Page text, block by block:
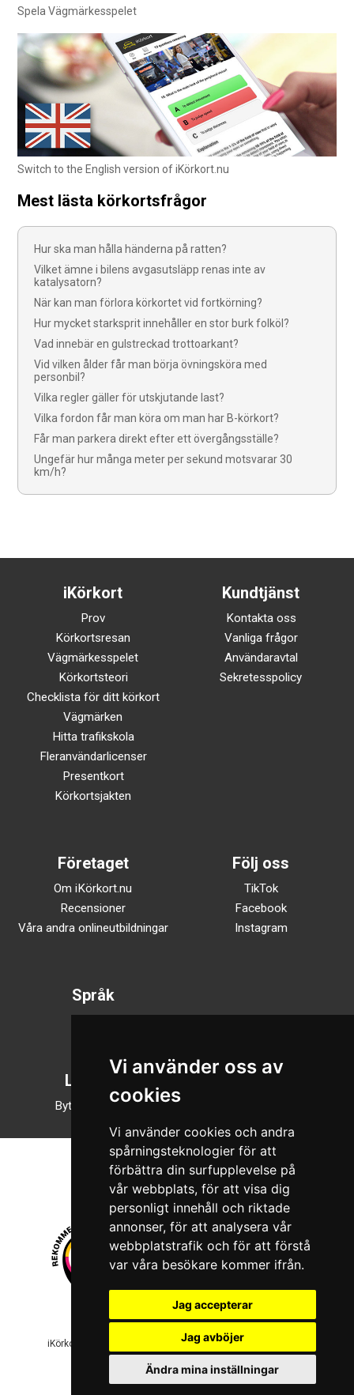
Vi använder oss av
cookies
Vi använder cookies och andra
spårningsteknologier för att
förbättra din surfupplevelse på
vår webbplats, för att visa dig
personligt innehåll och riktade
annonser, för att analysera vår
webbplatstrafik och för att förstå
var våra besökare kommer ifrån.
Jag accepterar
Jag avböjer
Ändra mina inställningar
Spela Vägmärkesspelet
Switch to the English version of iKörkort.nu
Mest lästa körkortsfrågor
Hur ska man hålla händerna på ratten?
Vilket ämne i bilens avgasutsläpp renas inte av
katalysatorn?
När kan man förlora körkortet vid fortkörning?
Hur mycket starksprit innehåller en stor burk folköl?
Vad innebär en gulstreckad trottoarkant?
Vid vilken ålder får man börja övningsköra med
personbil?
Vilka regler gäller för utskjutande last?
Vilka fordon får man köra om man har B-körkort?
Får man parkera direkt efter ett övergångsställe?
Ungefär hur många meter per sekund motsvarar 30
km/h?
iKörkort
Prov
Körkortsresan
Vägmärkesspelet
Körkortsteori
Checklista för ditt körkort
Vägmärken
Hitta trafikskola
Fleranvändarlicenser
Presentkort
Körkortsjakten
Kundtjänst
Kontakta oss
Vanliga frågor
Användaravtal
Sekretesspolicy
Företaget
Om iKörkort.nu
Recensioner
Våra andra onlineutbildningar
Följ oss
TikTok
Facebook
Instagram
Språk
Läsläge
Byt till nattläge
© 2026 Boboshi AB. Alla rättigheter förbehålls.
iKörkort är ett registrerat varumärke som tillhör Boboshi AB.